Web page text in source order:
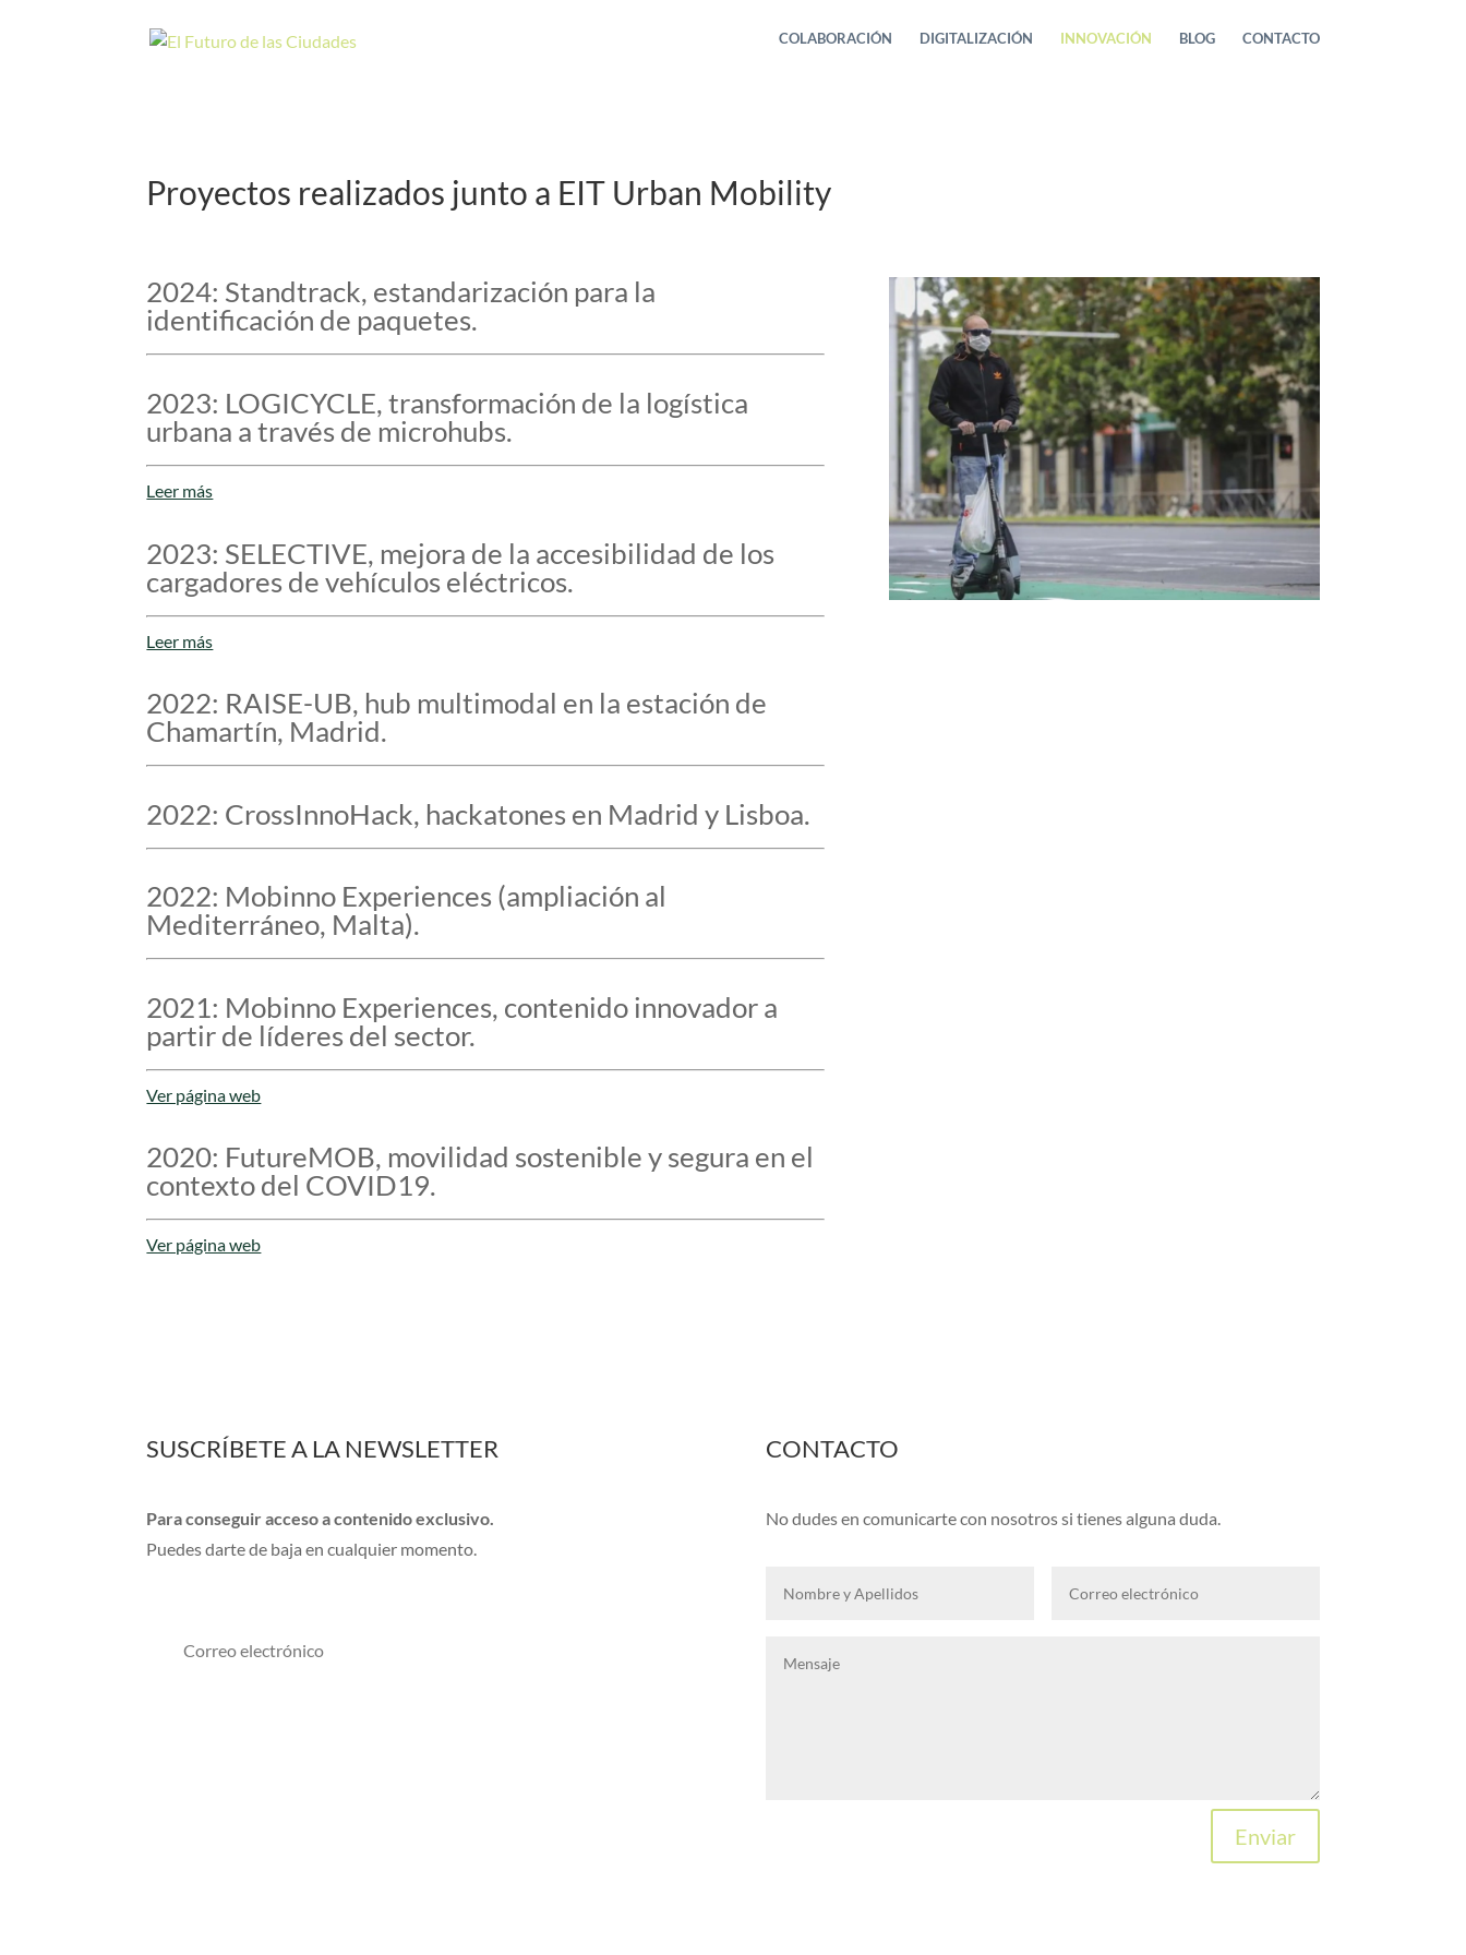
COLABORACIÓN DIGITALIZACIÓN INNOVACIÓN BLOG CONTACTO
Proyectos realizados junto a EIT Urban Mobility
2024: Standtrack, estandarización para la
identificación de paquetes.
2023: LOGICYCLE, transformación de la logística
urbana a través de microhubs.
Leer más
2023: SELECTIVE, mejora de la accesibilidad de los
cargadores de vehículos eléctricos.
Leer más
2022: RAISE-UB, hub multimodal en la estación de
Chamartín, Madrid.
2022: CrossInnoHack, hackatones en Madrid y Lisboa.
2022: Mobinno Experiences (ampliación al
Mediterráneo, Malta).
2021: Mobinno Experiences, contenido innovador a
partir de líderes del sector.
Ver página web
2020: FutureMOB, movilidad sostenible y segura en el
contexto del COVID19.
Ver página web
SUSCRÍBETE A LA NEWSLETTER
Para conseguir acceso a contenido exclusivo.
Puedes darte de baja en cualquier momento.
CONTACTO
No dudes en comunicarte con nosotros si tienes alguna duda.
Enviar